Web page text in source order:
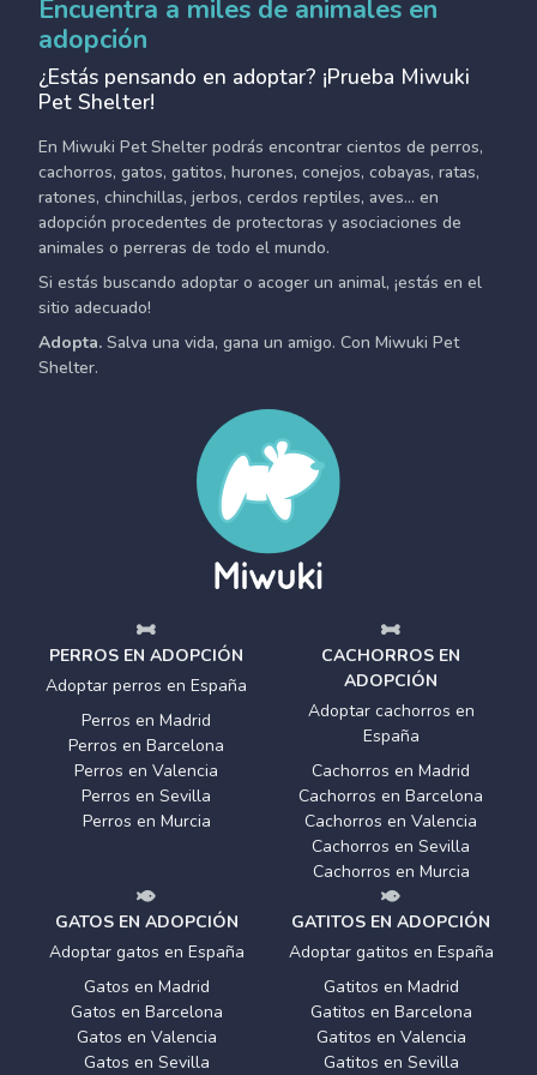
Encuentra a miles de animales en
adopción
¿Estás pensando en adoptar? ¡Prueba Miwuki
Pet Shelter!
En Miwuki Pet Shelter podrás encontrar cientos de perros,
cachorros, gatos, gatitos, hurones, conejos, cobayas, ratas,
ratones, chinchillas, jerbos, cerdos reptiles, aves... en
adopción procedentes de protectoras y asociaciones de
animales o perreras de todo el mundo.
Si estás buscando adoptar o acoger un animal, ¡estás en el
sitio adecuado!
Adopta. Salva una vida, gana un amigo. Con Miwuki Pet
Shelter.
PERROS EN ADOPCIÓN
Adoptar perros en España
Perros en Madrid
Perros en Barcelona
Perros en Valencia
Perros en Sevilla
Perros en Murcia
CACHORROS EN
ADOPCIÓN
Adoptar cachorros en
España
Cachorros en Madrid
Cachorros en Barcelona
Cachorros en Valencia
Cachorros en Sevilla
Cachorros en Murcia
GATOS EN ADOPCIÓN
Adoptar gatos en España
Gatos en Madrid
Gatos en Barcelona
Gatos en Valencia
Gatos en Sevilla
GATITOS EN ADOPCIÓN
Adoptar gatitos en España
Gatitos en Madrid
Gatitos en Barcelona
Gatitos en Valencia
Gatitos en Sevilla